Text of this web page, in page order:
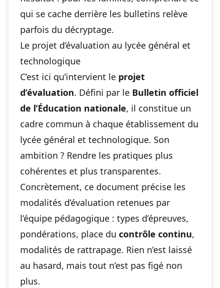
qui se cache derrière les bulletins relève
parfois du décryptage.
Le projet d’évaluation au lycée général et
technologique
C’est ici qu’intervient le projet
d’évaluation. Défini par le Bulletin officiel
de l’Éducation nationale, il constitue un
cadre commun à chaque établissement du
lycée général et technologique. Son
ambition ? Rendre les pratiques plus
cohérentes et plus transparentes.
Concrètement, ce document précise les
modalités d’évaluation retenues par
l’équipe pédagogique : types d’épreuves,
pondérations, place du contrôle continu,
modalités de rattrapage. Rien n’est laissé
au hasard, mais tout n’est pas figé non
plus.